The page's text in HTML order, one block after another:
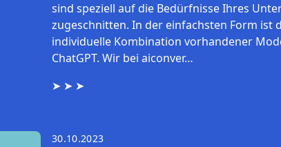
sind speziell auf die Bedürfnisse Ihres
zugeschnitten. In der einfachsten Form ist
individuelle Kombination vorhandener
ChatGPT. Wir bei aiconver…
30.10.2023